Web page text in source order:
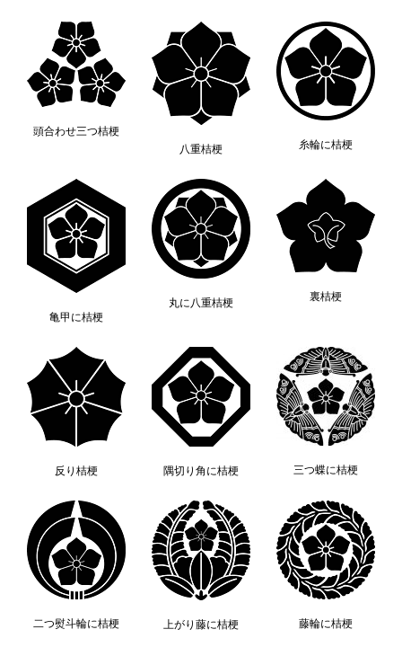
頭合わせ三つ桔梗
八重桔梗
糸輪に桔梗
亀甲に桔梗
丸に八重桔梗 裏桔梗
反り桔梗 隅切り角に桔梗 三つ蝶に桔梗
二つ熨斗輪に桔梗 上がり藤に桔梗 藤輪に桔梗